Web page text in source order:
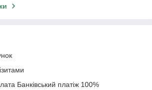
Банківський платіж 100%